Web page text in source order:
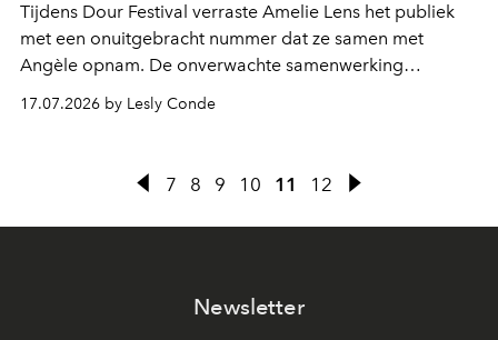
Tijdens Dour Festival verraste Amelie Lens het publiek
met een onuitgebracht nummer dat ze samen met
Angèle opnam. De onverwachte samenwerking
bevestigt de elektronische koers die de Belgische
zangeres de voorbije maanden steeds nadrukkelijker
17.07.2026 by Lesly Conde
7 8 9 10 11 12
Newsletter